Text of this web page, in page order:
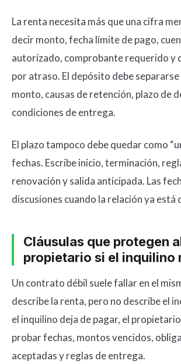
La renta necesita más que una cifra
decir monto, fecha límite de pago,
autorizado, comprobante requerido y
por atraso. El depósito debe
monto, causas de retención, plazo de
condiciones de entrega.
El plazo tampoco debe quedar como
fechas. Escribe inicio, terminación,
renovación y salida anticipada. Las
discusiones cuando la relación ya
Cláusulas que protegen
propietario si el inquilino
Un contrato débil suele fallar en el
describe la renta, pero no describe el
el inquilino deja de pagar, el
probar fechas, montos vencidos,
aceptadas y reglas de entrega.